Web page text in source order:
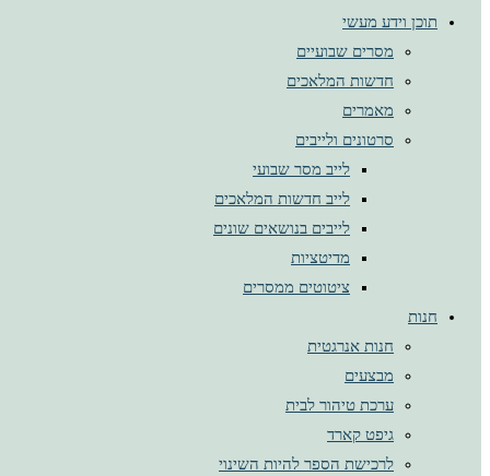
תוכן וידע מעשי
מסרים שבועיים
חדשות המלאכים
מאמרים
סרטונים ולייבים
לייב מסר שבועי
לייב חדשות המלאכים
לייבים בנושאים שונים
מדיטציות
ציטוטים ממסרים
חנות
חנות אנרגטית
מבצעים
ערכת טיהור לבית
גיפט קארד
לרכישת הספר להיות השינוי